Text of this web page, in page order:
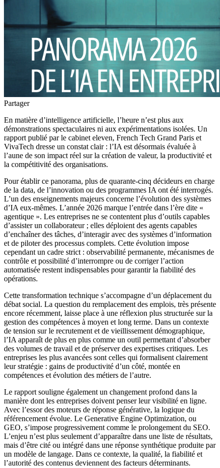
Partager
En matière d’intelligence artificielle, l’heure n’est plus aux
démonstrations spectaculaires ni aux expérimentations isolées. Un
rapport publié par le cabinet eleven, French Tech Grand Paris et
VivaTech dresse un constat clair : l’IA est désormais évaluée à
l’aune de son impact réel sur la création de valeur, la productivité et
la compétitivité des organisations.
Pour établir ce panorama, plus de quarante-cinq décideurs en charge
de la data, de l’innovation ou des programmes IA ont été interrogés.
L’un des enseignements majeurs concerne l’évolution des systèmes
d’IA eux-mêmes. L’année 2026 marque l’entrée dans l’ère dite «
agentique ». Les entreprises ne se contentent plus d’outils capables
d’assister un collaborateur ; elles déploient des agents capables
d’enchaîner des tâches, d’interagir avec des systèmes d’information
et de piloter des processus complets. Cette évolution impose
cependant un cadre strict : observabilité permanente, mécanismes de
contrôle et possibilité d’interrompre ou de corriger l’action
automatisée restent indispensables pour garantir la fiabilité des
opérations.
Cette transformation technique s’accompagne d’un déplacement du
débat social. La question du remplacement des emplois, très présente
encore récemment, laisse place à une réflexion plus structurée sur la
gestion des compétences à moyen et long terme. Dans un contexte
de tension sur le recrutement et de vieillissement démographique,
l’IA apparaît de plus en plus comme un outil permettant d’absorber
des volumes de travail et de préserver des expertises critiques. Les
entreprises les plus avancées sont celles qui formalisent clairement
leur stratégie : gains de productivité d’un côté, montée en
compétences et évolution des métiers de l’autre.
Le rapport souligne également un changement profond dans la
manière dont les entreprises doivent penser leur visibilité en ligne.
Avec l’essor des moteurs de réponse générative, la logique du
référencement évolue. Le Generative Engine Optimization, ou
GEO, s’impose progressivement comme le prolongement du SEO.
L’enjeu n’est plus seulement d’apparaître dans une liste de résultats,
mais d’être cité ou intégré dans une réponse synthétique produite par
un modèle de langage. Dans ce contexte, la qualité, la fiabilité et
l’autorité des contenus deviennent des facteurs déterminants.